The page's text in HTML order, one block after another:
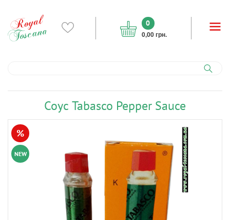
0
0,00 грн.
Соус Tabasco Pepper Sauce
NEW
%